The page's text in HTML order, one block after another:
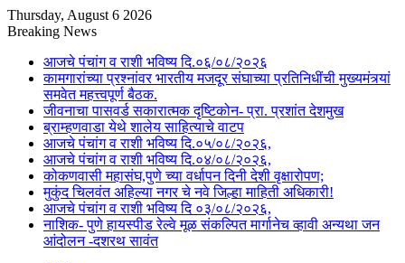
Thursday, August 6 2026
Breaking News
आजचे पंचांग व राशी भविष्य दि.०६/०८/२०२६
कामगारांच्या प्रश्नांवर भारतीय मजदूर संघाच्या प्रतिनिधींची मुख्यमंत्र्यां
समवेत महत्त्वपूर्ण बैठक.
जीवनाचा पासवर्ड सकारात्मक दृष्टिकोन- प्रा. प्रशांत देशमुख
ब्राम्हणवाडा येथे शालेय साहित्याचे वाटप
आजचे पंचांग व राशी भविष्य दि.०५/०८/२०२६,
आजचे पंचांग व राशी भविष्य दि.०४/०८/२०२६,
कोकणवासी महासंघ,पुणे च्या वर्धापन दिनी देशी वृक्षारोपण;
मुकुंद चिलवंत अहिल्या नगर चे नवे जिल्हा माहिती अधिकारी!
आजचे पंचांग व राशी भविष्य दि ०३/०८/२०२६,
नाशिक- पुणे हायस्पीड रेल्वे मूळ संकल्पित मार्गानेच व्हावी अन्यथा जन
आंदोलन -दशरथ सावंत